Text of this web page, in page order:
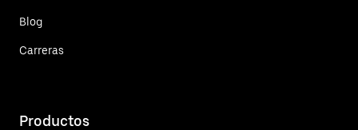
Blog
Carreras
Productos